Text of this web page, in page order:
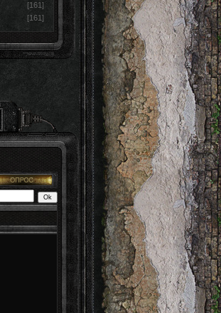
[161]
[161]